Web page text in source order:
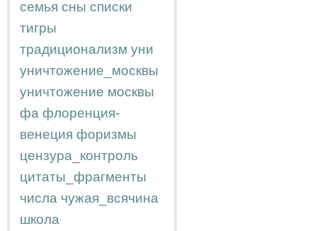
семья сны списки
тигры
традиционализм уни
уничтожение_москвы
уничтожение москвы
фа флоренция-
венеция форизмы
цензура_контроль
цитаты_фрагменты
числа чужая_всячина
школа